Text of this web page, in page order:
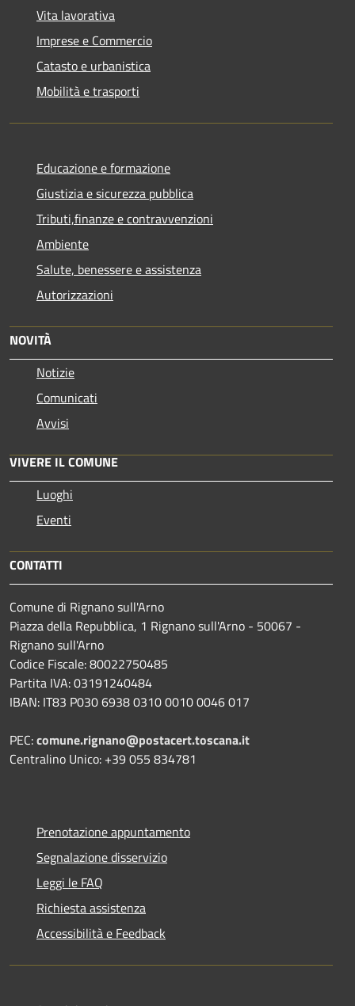
Vita lavorativa
Imprese e Commercio
Catasto e urbanistica
Mobilità e trasporti
Educazione e formazione
Giustizia e sicurezza pubblica
Tributi,finanze e contravvenzioni
Ambiente
Salute, benessere e assistenza
Autorizzazioni
NOVITÀ
Notizie
Comunicati
Avvisi
VIVERE IL COMUNE
Luoghi
Eventi
CONTATTI
Comune di Rignano sull'Arno
Piazza della Repubblica, 1 Rignano sull'Arno - 50067 -
Rignano sull'Arno
Codice Fiscale: 80022750485
Partita IVA: 03191240484
IBAN: IT83 P030 6938 0310 0010 0046 017
PEC:comune.rignano@postacert.toscana.it
Centralino Unico: +39 055 834781
Prenotazione appuntamento
Segnalazione disservizio
Leggi le FAQ
Richiesta assistenza
Accessibilità e Feedback